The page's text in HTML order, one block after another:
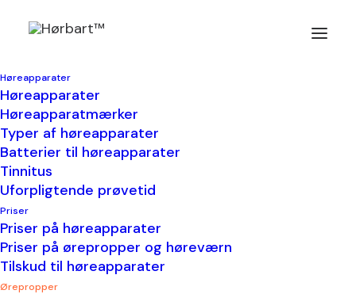
Høreapparater
Høreapparater
Høreapparatmærker
Typer af høreapparater
Batterier til høreapparater
Tinnitus
Uforpligtende prøvetid
Priser
Priser på høreapparater
Priser på ørepropper og høreværn
Tilskud til høreapparater
Ørepropper
Ørepropper
Formstøbte
ørepropper -
Beskyt din
hørelse